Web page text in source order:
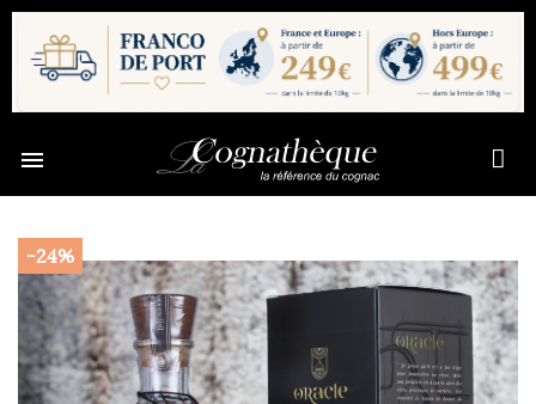

-24%